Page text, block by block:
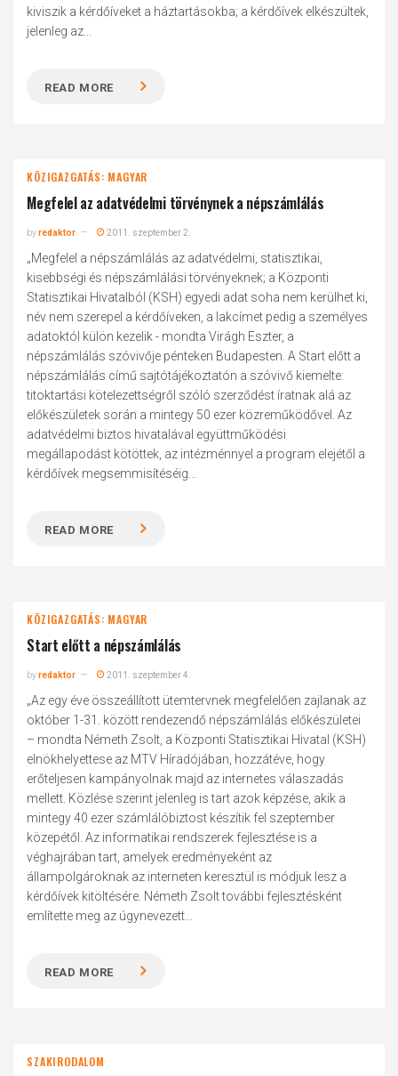
kiviszik a kérdőíveket a háztartásokba; a kérdőívek elkészültek,
jelenleg az...
READ MORE
KÖZIGAZGATÁS: MAGYAR
Megfelel az adatvédelmi törvénynek a népszámlálás
byredaktor 2011. szeptember 2.
„Megfelel a népszámlálás az adatvédelmi, statisztikai,
kisebbségi és népszámlálási törvényeknek; a Központi
Statisztikai Hivatalból (KSH) egyedi adat soha nem kerülhet ki,
név nem szerepel a kérdőíveken, a lakcímet pedig a személyes
adatoktól külön kezelik - mondta Virágh Eszter, a
népszámlálás szóvivője pénteken Budapesten. A Start előtt a
népszámlálás című sajtótájékoztatón a szóvivő kiemelte:
titoktartási kötelezettségről szóló szerződést íratnak alá az
előkészületek során a mintegy 50 ezer közreműködővel. Az
adatvédelmi biztos hivatalával együttműködési
megállapodást kötöttek, az intézménnyel a program elejétől a
kérdőívek megsemmisítéséig...
READ MORE
KÖZIGAZGATÁS: MAGYAR
Start előtt a népszámlálás
byredaktor 2011. szeptember 4.
„Az egy éve összeállított ütemtervnek megfelelően zajlanak az
október 1-31. között rendezendő népszámlálás előkészületei
– mondta Németh Zsolt, a Központi Statisztikai Hivatal (KSH)
elnökhelyettese az MTV Híradójában, hozzátéve, hogy
erőteljesen kampányolnak majd az internetes válaszadás
mellett. Közlése szerint jelenleg is tart azok képzése, akik a
mintegy 40 ezer számlálóbiztost készítik fel szeptember
közepétől. Az informatikai rendszerek fejlesztése is a
véghajrában tart, amelyek eredményeként az
állampolgároknak az interneten keresztül is módjuk lesz a
kérdőívek kitöltésére. Németh Zsolt további fejlesztésként
említette meg az úgynevezett...
READ MORE
SZAKIRODALOM